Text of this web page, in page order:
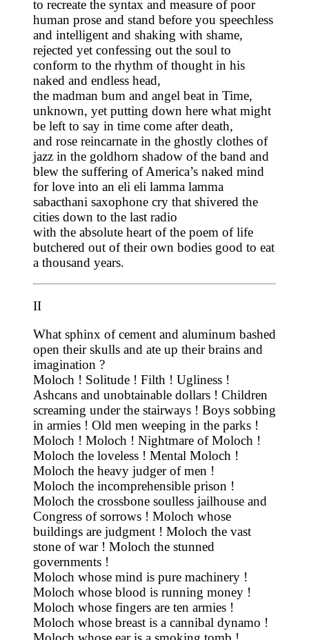
to recreate the syntax and measure of poor
human prose and stand before you speechless
and intelligent and shaking with shame,
rejected yet confessing out the soul to
conform to the rhythm of thought in his
naked and endless head,
the madman bum and angel beat in Time,
unknown, yet putting down here what might
be left to say in time come after death,
and rose reincarnate in the ghostly clothes of
jazz in the goldhorn shadow of the band and
blew the suffering of America’s naked mind
for love into an eli eli lamma lamma
sabacthani saxophone cry that shivered the
cities down to the last radio
with the absolute heart of the poem of life
butchered out of their own bodies good to eat
a thousand years.
II
What sphinx of cement and aluminum bashed
open their skulls and ate up their brains and
imagination ?
Moloch ! Solitude ! Filth ! Ugliness !
Ashcans and unobtainable dollars ! Children
screaming under the stairways ! Boys sobbing
in armies ! Old men weeping in the parks !
Moloch ! Moloch ! Nightmare of Moloch !
Moloch the loveless ! Mental Moloch !
Moloch the heavy judger of men !
Moloch the incomprehensible prison !
Moloch the crossbone soulless jailhouse and
Congress of sorrows ! Moloch whose
buildings are judgment ! Moloch the vast
stone of war ! Moloch the stunned
governments !
Moloch whose mind is pure machinery !
Moloch whose blood is running money !
Moloch whose fingers are ten armies !
Moloch whose breast is a cannibal dynamo !